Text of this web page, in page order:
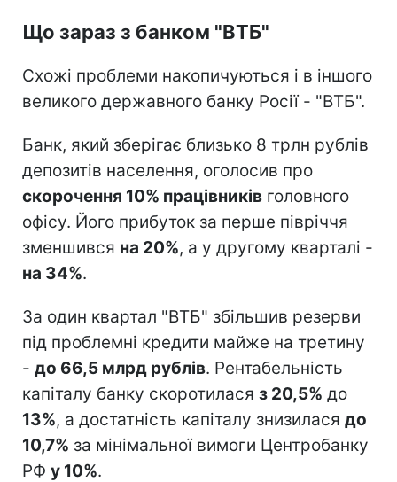
Що зараз з банком "ВТБ"
Схожі проблеми накопичуються і в іншого
великого державного банку Росії - "ВТБ".
Банк, який зберігає близько 8 трлн рублів
депозитів населення, оголосив про
скорочення 10% працівників головного
офісу. Його прибуток за перше півріччя
зменшився на 20%, а у другому кварталі -
на 34%.
За один квартал "ВТБ" збільшив резерви
під проблемні кредити майже на третину
- до 66,5 млрд рублів. Рентабельність
капіталу банку скоротилася з 20,5% до
13%, а достатність капіталу знизилася до
10,7% за мінімальної вимоги Центробанку
РФ у 10%.